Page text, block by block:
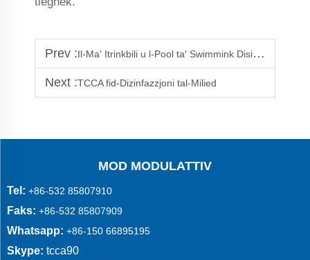
Prev :Il-Ma' Itrinkbili u l-Pool ta' Swimmink Disinfettanti
Next :TCCA fid-Dizinfazzjoni tal-Milied
MOD MODULATTIV
Tel: +86-532 85807910
Faks: +86-532 85807909
Whatsapp: +86-150 66895195
Skype: tcca90